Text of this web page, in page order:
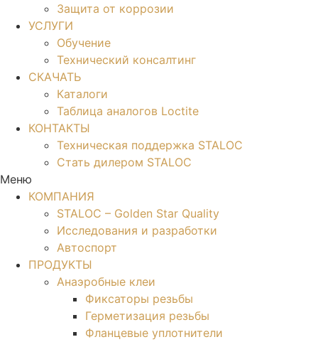
Защита от коррозии
УСЛУГИ
Обучение
Технический консалтинг
СКАЧАТЬ
Каталоги
Таблица аналогов Loctite
КОНТАКТЫ
Техническая поддержка STALOC
Стать дилером STALOC
Меню
КОМПАНИЯ
STALOC – Golden Star Quality
Исследования и разработки
Автоспорт
ПРОДУКТЫ
Анаэробные клеи
Фиксаторы резьбы
Герметизация резьбы
Фланцевые уплотнители